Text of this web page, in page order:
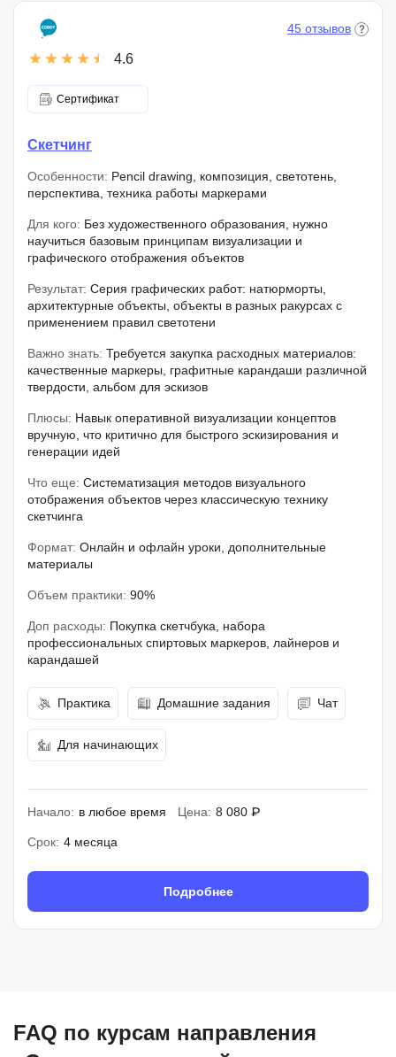
4.6
45 отзывов
Сертификат
Скетчинг
Особенности: Pencil drawing, композиция, светотень,
перспектива, техника работы маркерами
Для кого: Без художественного образования, нужно
научиться базовым принципам визуализации и
графического отображения объектов
Результат: Серия графических работ: натюрморты,
архитектурные объекты, объекты в разных ракурсах с
применением правил светотени
Важно знать: Требуется закупка расходных материалов:
качественные маркеры, графитные карандаши различной
твердости, альбом для эскизов
Плюсы: Навык оперативной визуализации концептов
вручную, что критично для быстрого эскизирования и
генерации идей
Что еще: Систематизация методов визуального
отображения объектов через классическую технику
скетчинга
Формат: Онлайн и офлайн уроки, дополнительные
материалы
Объем практики: 90%
Доп расходы: Покупка скетчбука, набора
профессиональных спиртовых маркеров, лайнеров и
карандашей
Практика Домашние задания Чат
Для начинающих
Начало: в любое время Цена: 8 080 ₽
Срок: 4 месяца
Подробнее
FAQ по курсам направления